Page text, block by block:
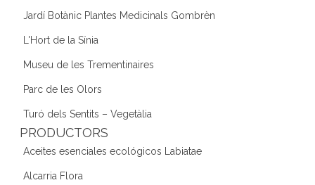
Jardí Botànic Plantes Medicinals Gombrèn
L'Hort de la Sínia
Museu de les Trementinaires
Parc de les Olors
Turó dels Sentits – Vegetàlia
PRODUCTORS
Aceites esenciales ecológicos Labiatae
Alcarria Flora